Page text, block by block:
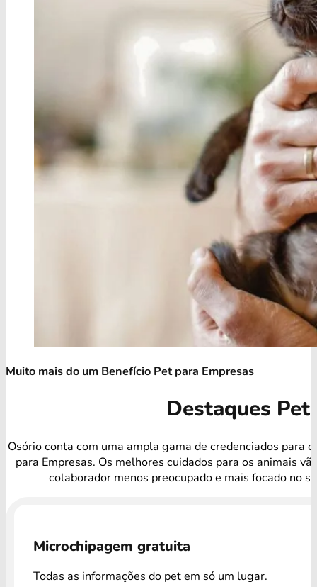
Muito mais do um Benefício Pet para Empresas
Destaques
Osório conta com uma ampla gama de credenciados para
para Empresas. Os melhores cuidados para os animais
colaborador menos preocupado e mais focado no
Microchipagem gratuita
Todas as informações do pet em só um lugar.